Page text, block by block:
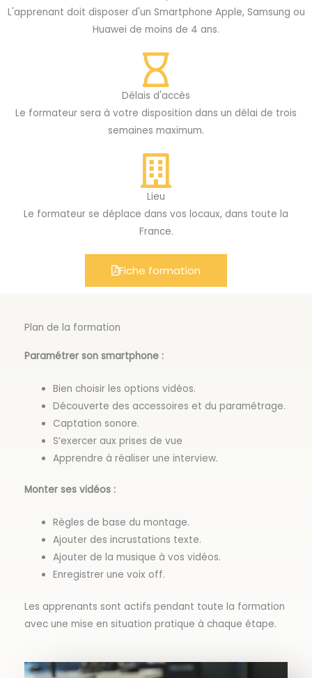
L'apprenant doit disposer d'un Smartphone Apple, Samsung ou
Huawei de moins de 4 ans.
Délais d'accès
Le formateur sera à votre disposition dans un délai de trois
semaines maximum.
Lieu
Le formateur se déplace dans vos locaux, dans toute la
France.
Fiche formation
Plan de la formation
Paramétrer son smartphone :
Bien choisir les options vidéos.
Découverte des accessoires et du paramétrage.
Captation sonore.
S’exercer aux prises de vue
Apprendre à réaliser une interview.
Monter ses vidéos :
Règles de base du montage.
Ajouter des incrustations texte.
Ajouter de la musique à vos vidéos.
Enregistrer une voix off.
Les apprenants sont actifs pendant toute la formation
avec une mise en situation pratique à chaque étape.